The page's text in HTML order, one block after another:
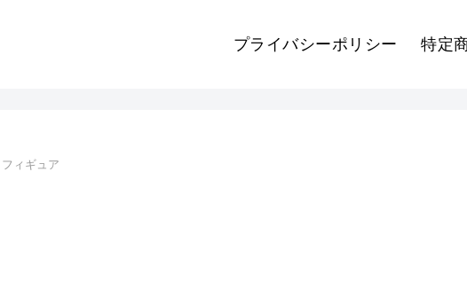
プライバシーポリシー 特定
フィギュア